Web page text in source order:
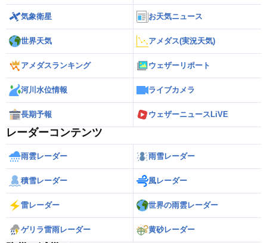
気象衛星 お天気ニュース
世界天気 アメダス(実況天気)
アメダスランキング ウェザーリポート
河川水位情報 ライブカメラ
長期予報 ウェザーニュースLiVE
レーダーコンテンツ
雨雲レーダー 雨雪レーダー
積雪レーダー 風レーダー
雷レーダー 世界の雨雲レーダー
ゲリラ雷雨レーダー 黄砂レーダー